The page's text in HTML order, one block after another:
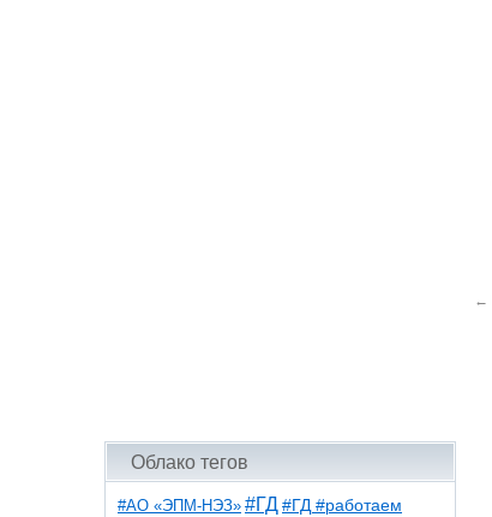
Облако тегов
#АО «ЭПМ-НЭЗ» #ГД #ГД #работаем
←